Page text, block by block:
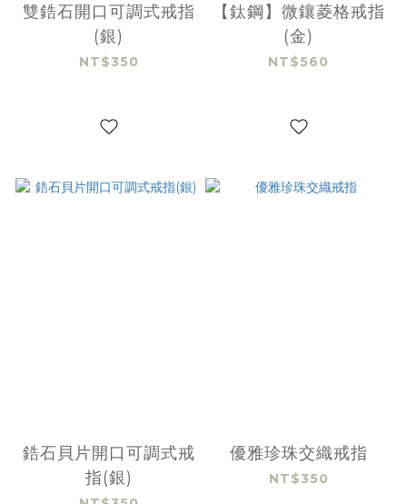
雙鋯石開口可調式戒指
(銀)
NT$350
【鈦鋼】微鑲菱格戒指
(金)
NT$560
鋯石貝片開口可調式戒
指(銀)
優雅珍珠交織戒指
NT$350